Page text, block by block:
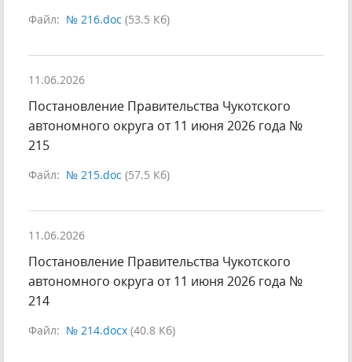
Файл: № 216.doc (53.5 Кб)
11.06.2026
Постановление Правительства Чукотского
автономного округа от 11 июня 2026 года №
215
Файл: № 215.doc (57.5 Кб)
11.06.2026
Постановление Правительства Чукотского
автономного округа от 11 июня 2026 года №
214
Файл: № 214.docx (40.8 Кб)